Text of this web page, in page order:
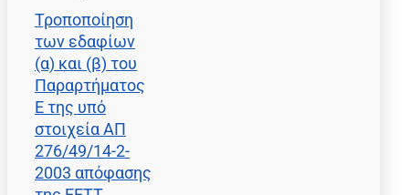
Τροποποίηση
των εδαφίων
(α) και (β) του
Παραρτήματος
Ε της υπό
στοιχεία ΑΠ
276/49/14-2-
2003 απόφασης